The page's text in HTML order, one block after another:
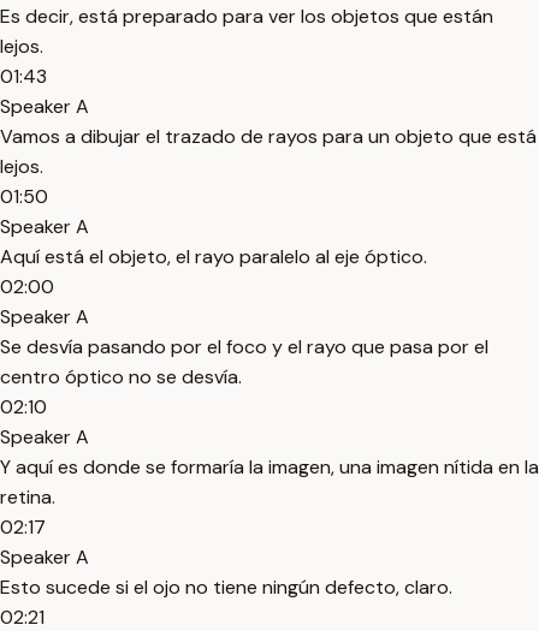
Es decir, está preparado para ver los objetos que están
lejos.
01:43
Speaker A
Vamos a dibujar el trazado de rayos para un objeto que está
lejos.
01:50
Speaker A
Aquí está el objeto, el rayo paralelo al eje óptico.
02:00
Speaker A
Se desvía pasando por el foco y el rayo que pasa por el
centro óptico no se desvía.
02:10
Speaker A
Y aquí es donde se formaría la imagen, una imagen nítida en la
retina.
02:17
Speaker A
Esto sucede si el ojo no tiene ningún defecto, claro.
02:21